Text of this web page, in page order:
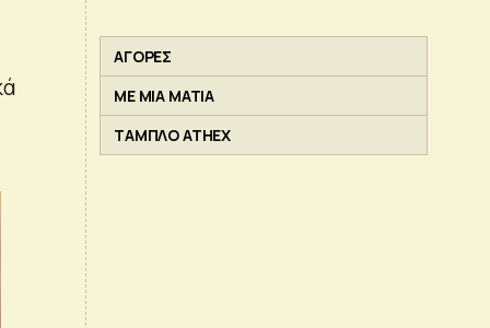
ΑΓΟΡΕΣ
ΜΕ ΜΙΑ ΜΑΤΙΑ
ΤΑΜΠΛΟ ATHEX